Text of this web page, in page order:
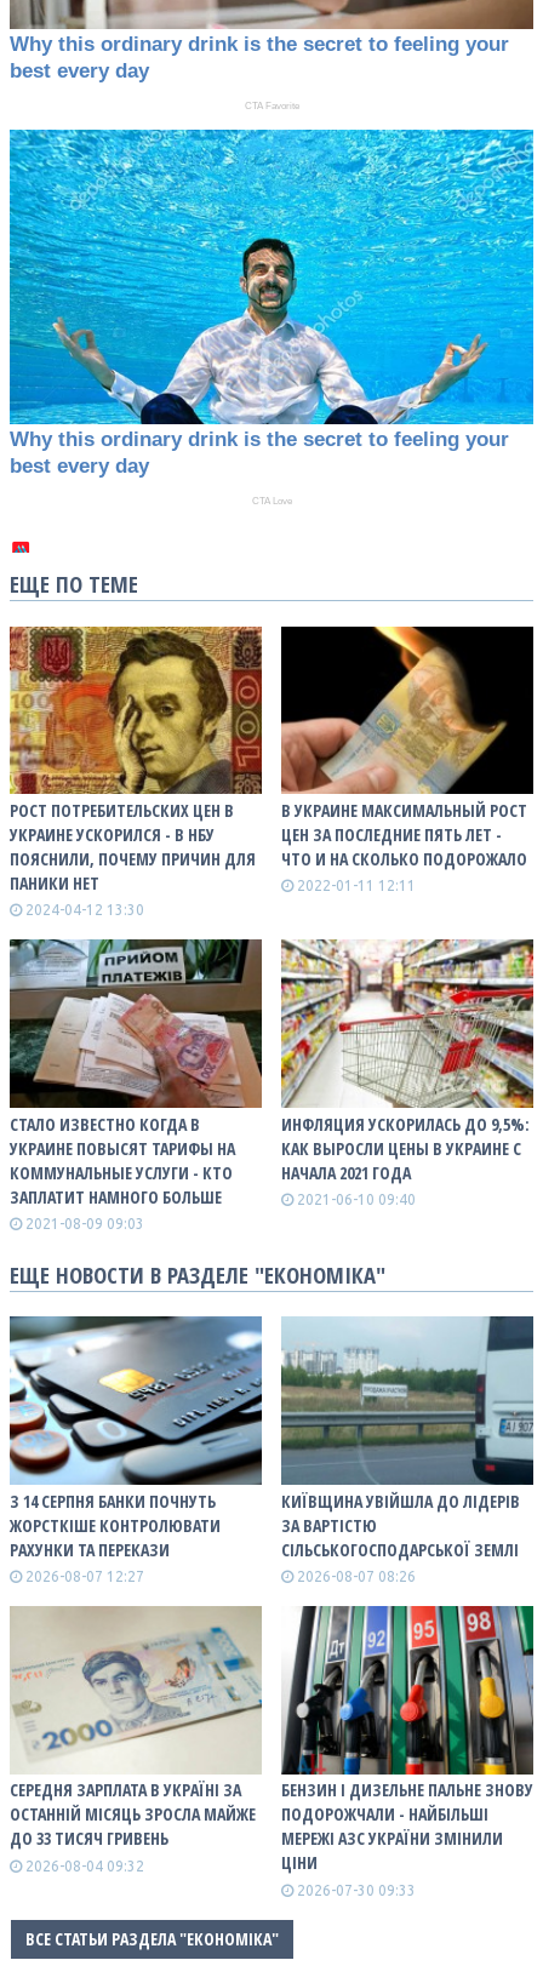
ЕЩЕ ПО ТЕМЕ
РОСТ ПОТРЕБИТЕЛЬСКИХ ЦЕН В
УКРАИНЕ УСКОРИЛСЯ - В НБУ
ПОЯСНИЛИ, ПОЧЕМУ ПРИЧИН ДЛЯ
ПАНИКИ НЕТ
2024-04-12 13:30
В УКРАИНЕ МАКСИМАЛЬНЫЙ РОСТ
ЦЕН ЗА ПОСЛЕДНИЕ ПЯТЬ ЛЕТ -
ЧТО И НА СКОЛЬКО ПОДОРОЖАЛО
2022-01-11 12:11
СТАЛО ИЗВЕСТНО КОГДА В
УКРАИНЕ ПОВЫСЯТ ТАРИФЫ НА
КОММУНАЛЬНЫЕ УСЛУГИ - КТО
ЗАПЛАТИТ НАМНОГО БОЛЬШЕ
2021-08-09 09:03
ИНФЛЯЦИЯ УСКОРИЛАСЬ ДО 9,5%:
КАК ВЫРОСЛИ ЦЕНЫ В УКРАИНЕ С
НАЧАЛА 2021 ГОДА
2021-06-10 09:40
ЕЩЕ НОВОСТИ В РАЗДЕЛЕ "ЕКОНОМІКА"
З 14 СЕРПНЯ БАНКИ ПОЧНУТЬ
ЖОРСТКІШЕ КОНТРОЛЮВАТИ
РАХУНКИ ТА ПЕРЕКАЗИ
2026-08-07 12:27
КИЇВЩИНА УВІЙШЛА ДО ЛІДЕРІВ
ЗА ВАРТІСТЮ
СІЛЬСЬКОГОСПОДАРСЬКОЇ ЗЕМЛІ
2026-08-07 08:26
СЕРЕДНЯ ЗАРПЛАТА В УКРАЇНІ ЗА
ОСТАННІЙ МІСЯЦЬ ЗРОСЛА МАЙЖЕ
ДО 33 ТИСЯЧ ГРИВЕНЬ
2026-08-04 09:32
БЕНЗИН І ДИЗЕЛЬНЕ ПАЛЬНЕ ЗНОВУ
ПОДОРОЖЧАЛИ - НАЙБІЛЬШІ
МЕРЕЖІ АЗС УКРАЇНИ ЗМІНИЛИ
ЦІНИ
2026-07-30 09:33
ВСЕ СТАТЬИ РАЗДЕЛА "ЕКОНОМІКА"